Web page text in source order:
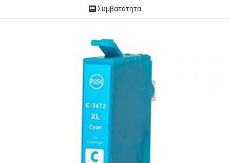
Συμβατότητα